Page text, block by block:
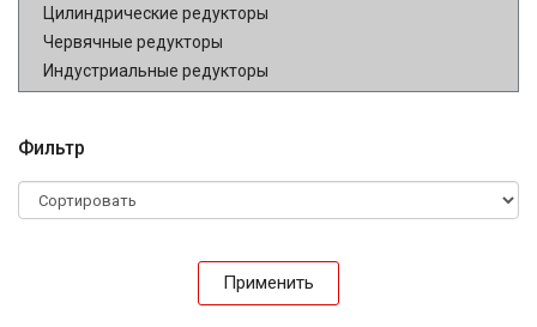
Цилиндрические редукторы
Червячные редукторы
Индустриальные редукторы
Фильтр
Применить